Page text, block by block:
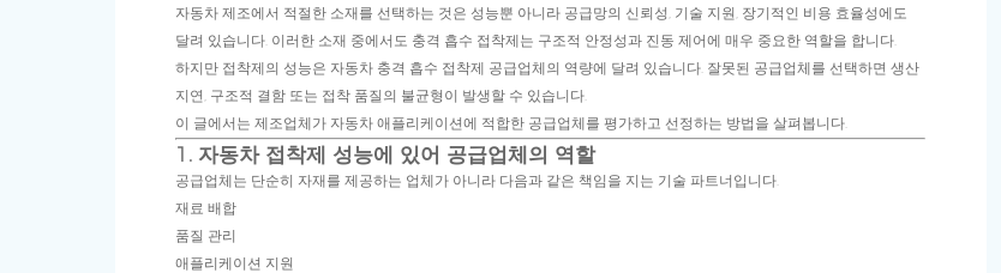
자동차 제조에서 적절한 소재를 선택하는 것은 성능뿐 아니라 공급망의 신뢰성, 기술 지원, 장기적인 비용 효율성에도
달려 있습니다. 이러한 소재 중에서도 충격 흡수 접착제는 구조적 안정성과 진동 제어에 매우 중요한 역할을 합니다.
하지만 접착제의 성능은 자동차 충격 흡수 접착제 공급업체의 역량에 달려 있습니다. 잘못된 공급업체를 선택하면 생산
지연, 구조적 결함 또는 접착 품질의 불균형이 발생할 수 있습니다.
이 글에서는 제조업체가 자동차 애플리케이션에 적합한 공급업체를 평가하고 선정하는 방법을 살펴봅니다.
1. 자동차 접착제 성능에 있어 공급업체의 역할
공급업체는 단순히 자재를 제공하는 업체가 아니라 다음과 같은 책임을 지는 기술 파트너입니다.
재료 배합
품질 관리
애플리케이션 지원